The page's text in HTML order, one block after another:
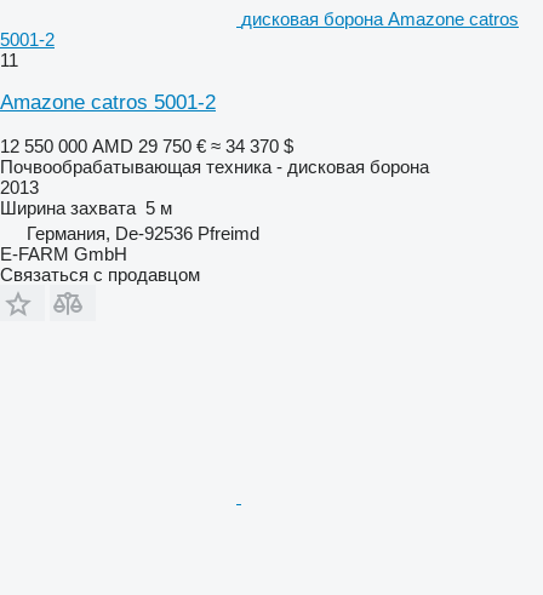
дисковая борона Amazone catros
5001-2
11
Amazone catros 5001-2
12 550 000 AMD 29 750 € ≈ 34 370 $
Почвообрабатывающая техника - дисковая борона
2013
Ширина захвата 5 м
Германия, De-92536 Pfreimd
E-FARM GmbH
Связаться с продавцом